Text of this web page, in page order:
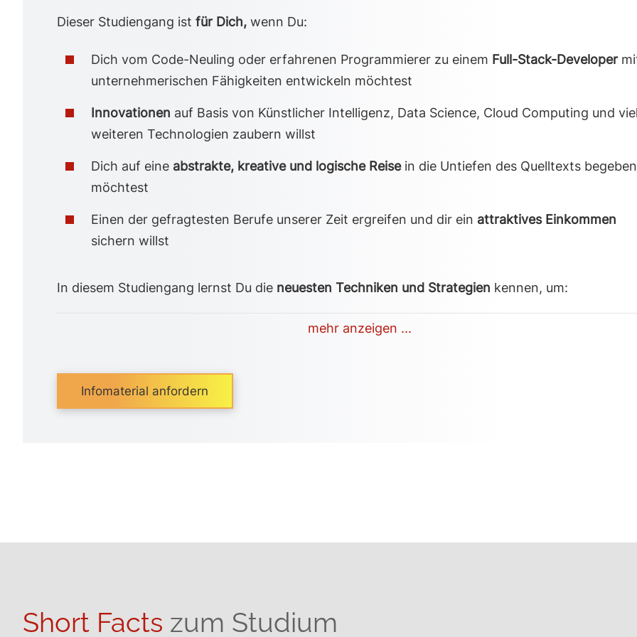
Dieser Studiengang ist für Dich, wenn Du:
Dich vom Code-Neuling oder erfahrenen Programmierer zu einem Full-Stack-Developer
unternehmerischen Fähigkeiten entwickeln möchtest
Innovationen auf Basis von Künstlicher Intelligenz, Data Science, Cloud Computing und
weiteren Technologien zaubern willst
Dich auf eine abstrakte, kreative und logische Reisein die Untiefen des Quelltexts begeben
möchtest
Einen der gefragtesten Berufe unserer Zeit ergreifen und dir ein attraktives Einkommen
sichern willst
In diesem Studiengang lernst Du die neuesten Techniken und Strategien kennen, um:
mehr anzeigen ...
Infomaterial anfordern
Short Facts zum Studium